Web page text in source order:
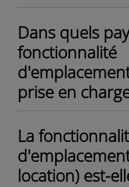
Dans quels
fonctionnalité
prise en
La
location) est-